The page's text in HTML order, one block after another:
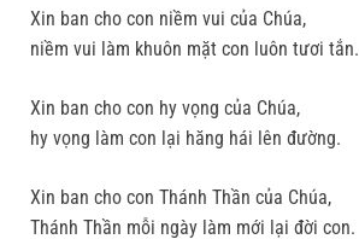
Xin ban cho con niềm vui của Chúa,
niềm vui làm khuôn mặt con luôn tươi tắn.
Xin ban cho con hy vọng của Chúa,
hy vọng làm con lại hăng hái lên đường.
Xin ban cho con Thánh Thần của Chúa,
Thánh Thần mỗi ngày làm mới lại đời con.